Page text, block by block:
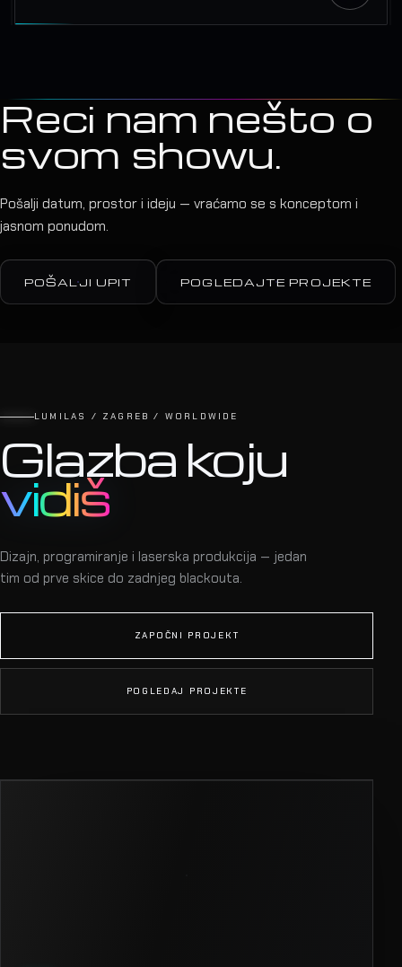
Reci nam nešto o
svom showu.
Pošalji datum, prostor i ideju — vraćamo se s konceptom i
jasnom ponudom.
POŠALJI UPIT POGLEDAJTE PROJEKTE
LUMILAS / ZAGREB / WORLDWIDE
Glazba koju
vidiš
Dizajn, programiranje i laserska produkcija — jedan
tim od prve skice do zadnjeg blackouta.
ZAPOČNI PROJEKT
POGLEDAJ PROJEKTE